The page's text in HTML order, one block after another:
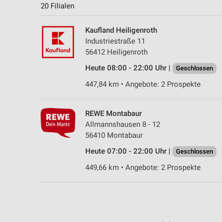
20 Filialen
Kaufland Heiligenroth
Industriestraße 11
56412 Heiligenroth
Heute 08:00 - 22:00 Uhr |
Geschlossen
447,84 km • Angebote: 2 Prospekte
REWE Montabaur
Allmannshausen 8 - 12
56410 Montabaur
Heute 07:00 - 22:00 Uhr |
Geschlossen
449,66 km • Angebote: 2 Prospekte